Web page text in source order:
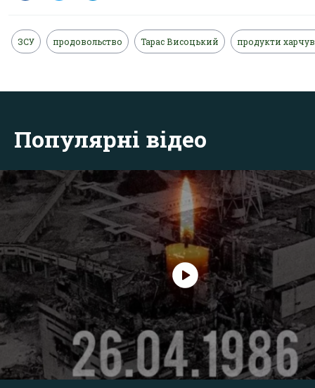
ЗСУ продовольство Тарас Висоцький продукти
Популярні відео